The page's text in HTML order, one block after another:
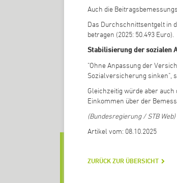
Auch die
Das Durchschnittsentgelt in
betragen (2025: 50.493 Euro).
Stabilisierung der sozialen
"Ohne Anpassung der
Sozialversicherung sinken",
Gleichzeitig würde aber
Einkommen über der
(Bundesregierung / STB Web)
Artikel vom: 08.10.2025
ZURÜCK ZUR ÜBERSICHT